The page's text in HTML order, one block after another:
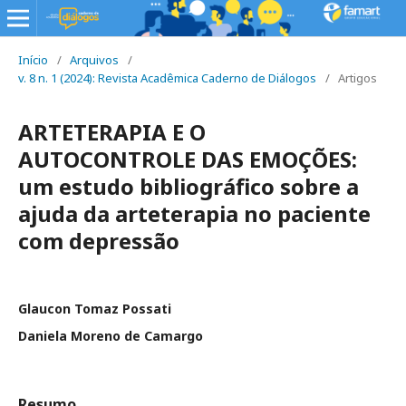
Início / Arquivos
/
v. 8 n. 1 (2024): Revista Acadêmica Caderno de Diálogos
/ Artigos
ARTETERAPIA E O
AUTOCONTROLE DAS EMOÇÕES:
um estudo bibliográfico sobre a
ajuda da arteterapia no paciente
com depressão
Glaucon Tomaz Possati
Daniela Moreno de Camargo